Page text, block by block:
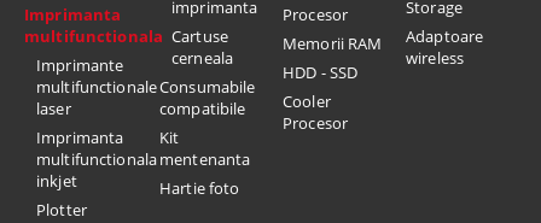
Imprimanta
multifunctionala
Imprimante
multifunctionale
laser
Imprimanta
multifunctionala
inkjet
Plotter
imprimanta
Cartuse
cerneala
Consumabile
compatibile
Kit
mentenanta
Hartie foto
Procesor
Memorii RAM
HDD - SSD
Cooler
Procesor
Storage
Adaptoare
wireless